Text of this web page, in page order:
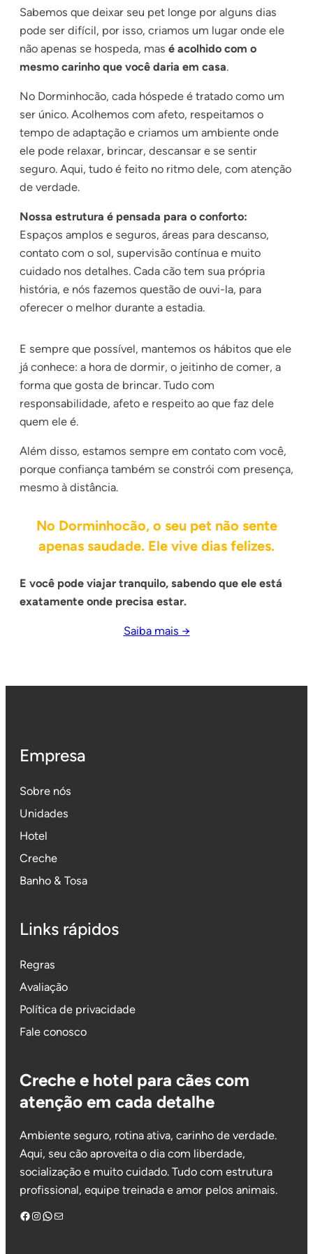
Sabemos que deixar seu pet longe por alguns dias
pode ser difícil, por isso, criamos um lugar onde ele
não apenas se hospeda, mas é acolhido com o
mesmo carinho que você daria em casa.
No Dorminhocão, cada hóspede é tratado como um
ser único. Acolhemos com afeto, respeitamos o
tempo de adaptação e criamos um ambiente onde
ele pode relaxar, brincar, descansar e se sentir
seguro. Aqui, tudo é feito no ritmo dele, com atenção
de verdade.
Nossa estrutura é pensada para o conforto:
Espaços amplos e seguros, áreas para descanso,
contato com o sol, supervisão contínua e muito
cuidado nos detalhes. Cada cão tem sua própria
história, e nós fazemos questão de ouvi-la, para
oferecer o melhor durante a estadia.
E sempre que possível, mantemos os hábitos que ele
já conhece: a hora de dormir, o jeitinho de comer, a
forma que gosta de brincar. Tudo com
responsabilidade, afeto e respeito ao que faz dele
quem ele é.
Além disso, estamos sempre em contato com você,
porque confiança também se constrói com presença,
mesmo à distância.
No Dorminhocão, o seu pet não sente
apenas saudade. Ele vive dias felizes.
E você pode viajar tranquilo, sabendo que ele está
exatamente onde precisa estar.
Saiba mais →
Empresa
Sobre nós
Unidades
Hotel
Creche
Banho & Tosa
Links rápidos
Regras
Avaliação
Política de privacidade
Fale conosco
Creche e hotel para cães com
atenção em cada detalhe
Ambiente seguro, rotina ativa, carinho de verdade.
Aqui, seu cão aproveita o dia com liberdade,
socialização e muito cuidado. Tudo com estrutura
profissional, equipe treinada e amor pelos animais.
Facebook InstagramWhatsApp Mail